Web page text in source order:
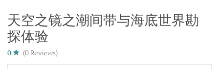
天空之镜之潮间带与海底世界勘
探体验
0 (0 Reviews)